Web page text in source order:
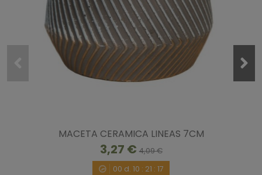
MACETA CERAMICA LINEAS 7CM
3,27 €4,09 €
00 d. 10 : 21 : 16